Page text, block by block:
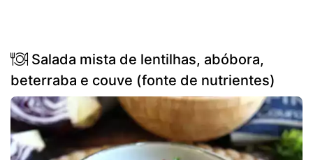
Salada mista de lentilhas, abóbora,
beterraba e couve (fonte de nutrientes)